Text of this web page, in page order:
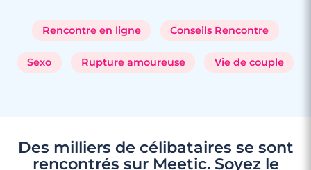
Rencontre en ligne Conseils Rencontre
Sexo Rupture amoureuse Vie de couple
Des milliers de célibataires se sont
rencontrés sur Meetic. Soyez le